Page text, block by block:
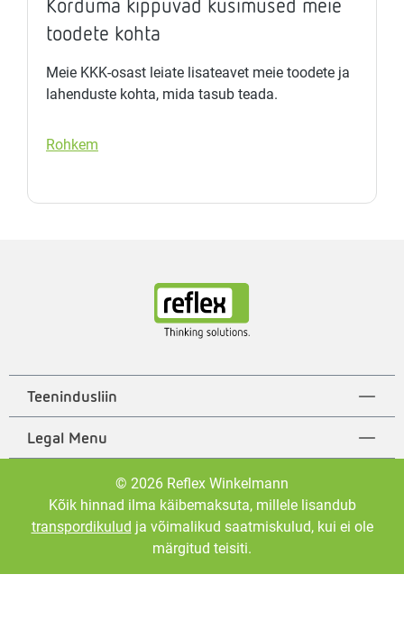
Korduma kippuvad küsimused meie
toodete kohta
Meie KKK-osast leiate lisateavet meie toodete ja
lahenduste kohta, mida tasub teada.
Rohkem
Teenindusliin
Legal Menu
© 2026 Reflex Winkelmann
Kõik hinnad ilma käibemaksuta, millele lisandub
transpordikulud ja võimalikud saatmiskulud, kui ei ole
märgitud teisiti.